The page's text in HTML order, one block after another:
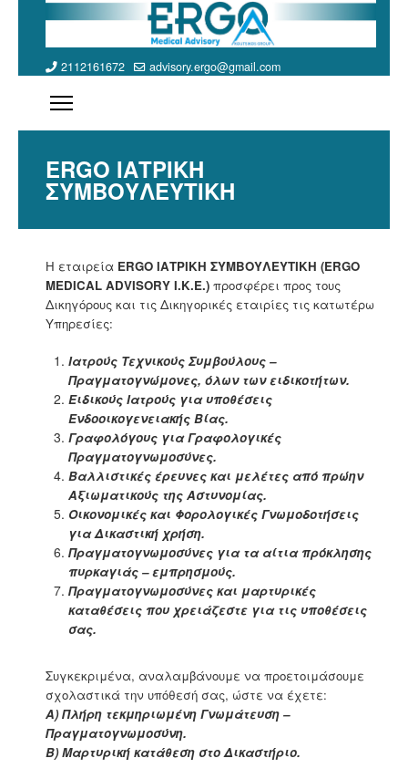
2112161672 advisory.ergo@gmail.com
ERGO ΙΑΤΡΙΚΗ
ΣΥΜΒΟΥΛΕΥΤΙΚΗ
H εταιρεία ERGO ΙΑΤΡΙΚΗ ΣΥΜΒΟΥΛΕΥΤΙΚΗ (ERGO
MEDICAL ADVISORY Ι.Κ.Ε.) προσφέρει προς τους
Δικηγόρους και τις Δικηγορικές εταιρίες τις κατωτέρω
Υπηρεσίες:
Ιατρούς Τεχνικούς Συμβούλους –
Πραγματογνώμονες, όλων των ειδικοτήτων.
Ειδικούς Ιατρούς για υποθέσεις
Ενδοοικογενειακής Βίας.
Γραφολόγους για Γραφολογικές
Πραγματογνωμοσύνες.
Βαλλιστικές έρευνες και μελέτες από πρώην
Αξιωματικούς της Αστυνομίας.
Οικονομικές και Φορολογικές Γνωμοδοτήσεις
για Δικαστική χρήση.
Πραγματογνωμοσύνες για τα αίτια πρόκλησης
πυρκαγιάς – εμπρησμoύς.
Πραγματογνωμοσύνες και μαρτυρικές
καταθέσεις που χρειάζεστε για τις υποθέσεις
σας.
Συγκεκριμένα, αναλαμβάνουμε να προετοιμάσουμε
σχολαστικά την υπόθεσή σας, ώστε να έχετε:
Α) Πλήρη τεκμηριωμένη Γνωμάτευση –
Πραγματογνωμοσύνη.
Β) Μαρτυρική κατάθεση στο Δικαστήριο.